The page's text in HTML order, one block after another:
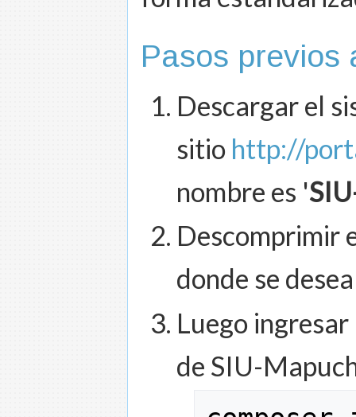
Pasos previos
Descargar el
sitio http://
nombre es '
Descomprimir
donde se
Luego
de SIU-